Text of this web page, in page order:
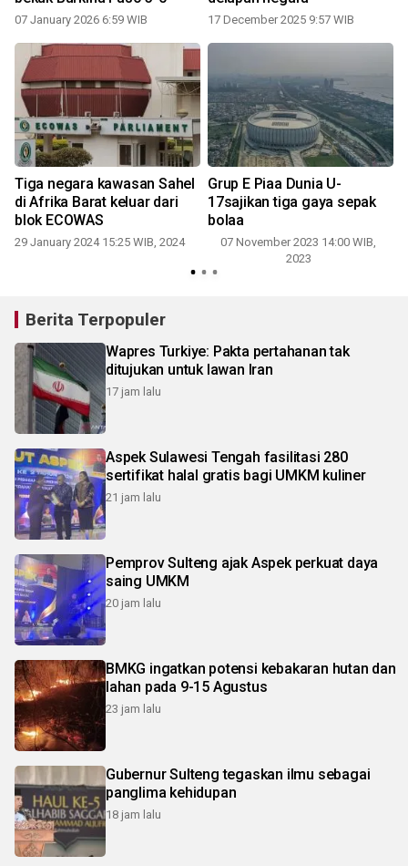
07 January 2026 6:59 WIB 17 December 2025 9:57 WIB
Tiga negara kawasan Sahel
di Afrika Barat keluar dari
blok ECOWAS
29 January 2024 15:25 WIB, 2024
Grup E Piaa Dunia U-
17sajikan tiga gaya sepak
bolaa
07 November 2023 14:00 WIB,
2023
Berita Terpopuler
Wapres Turkiye: Pakta pertahanan tak
ditujukan untuk lawan Iran
17 jam lalu
Aspek Sulawesi Tengah fasilitasi 280
sertifikat halal gratis bagi UMKM kuliner
21 jam lalu
Pemprov Sulteng ajak Aspek perkuat daya
saing UMKM
20 jam lalu
BMKG ingatkan potensi kebakaran hutan dan
lahan pada 9-15 Agustus
23 jam lalu
Gubernur Sulteng tegaskan ilmu sebagai
panglima kehidupan
18 jam lalu